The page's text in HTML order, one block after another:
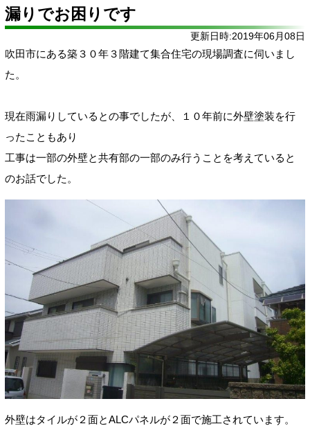
漏りでお困りです
更新日時:2019年06月08日
吹田市にある築３０年３階建て集合住宅の現場調査に伺いまし
た。
現在雨漏りしているとの事でしたが、１０年前に外壁塗装を行
ったこともあり
工事は一部の外壁と共有部の一部のみ行うことを考えていると
のお話でした。
外壁はタイルが２面とALCパネルが２面で施工されています。